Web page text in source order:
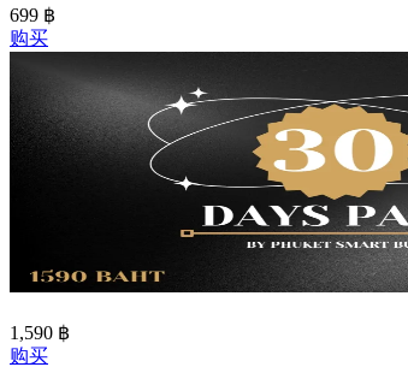
699 ฿
购买
1,590 ฿
购买